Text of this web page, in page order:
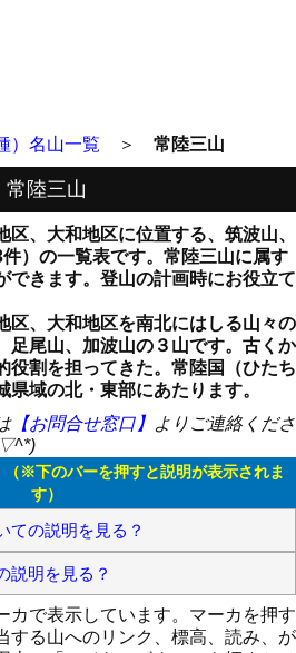
）名山一覧 ＞ 常陸三山
常陸三山
区、大和地区に位置する、筑波山、
）の一覧表です。常陸三山に属す
できます。登山の計画時にお役立て
区、大和地区を南北にはしる山々の
足尾山、加波山の３山です。古くか
役割を担ってきた。常陸国（ひたち
域の北・東部にあたります。
【お問合せ窓口】 よりご連絡くださ
（※下のバーを押すと説明が表示されま
す）
ての説明を見る？
説明を見る？
カで表示しています。マーカを押す
する山へのリンク、標高、読み、が